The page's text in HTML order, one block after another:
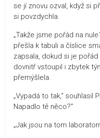
se jí znovu ozval, když si
si povzdychla.
„Takže jsme pořád na
přešla k tabuli a číslice
zapsala, dokud si je
dovnitř vstoupil i zbytek
přemýšlela.
„Vypadá to tak,“ souhlasil
Napadlo tě něco?“
„Jak jsou na tom